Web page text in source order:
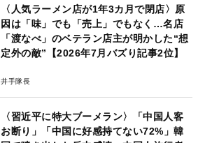
〈人気ラーメン店が1年3カ月で閉店〉原
因は「味」でも「売上」でもなく…名店
「渡なべ」のベテラン店主が明かした“想
定外の敵”【2026年7月バズり記事2位】
井手隊長
〈習近平に特大ブーメラン〉「中国人客
お断り」「中国に好感持てない72%」韓